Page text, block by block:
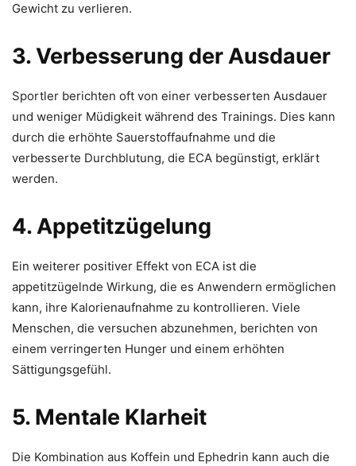
Gewicht zu verlieren.
3. Verbesserung der Ausdauer
Sportler berichten oft von einer verbesserten Ausdauer
und weniger Müdigkeit während des Trainings. Dies kann
durch die erhöhte Sauerstoffaufnahme und die
verbesserte Durchblutung, die ECA begünstigt, erklärt
werden.
4. Appetitzügelung
Ein weiterer positiver Effekt von ECA ist die
appetitzügelnde Wirkung, die es Anwendern ermöglichen
kann, ihre Kalorienaufnahme zu kontrollieren. Viele
Menschen, die versuchen abzunehmen, berichten von
einem verringerten Hunger und einem erhöhten
Sättigungsgefühl.
5. Mentale Klarheit
Die Kombination aus Koffein und Ephedrin kann auch die